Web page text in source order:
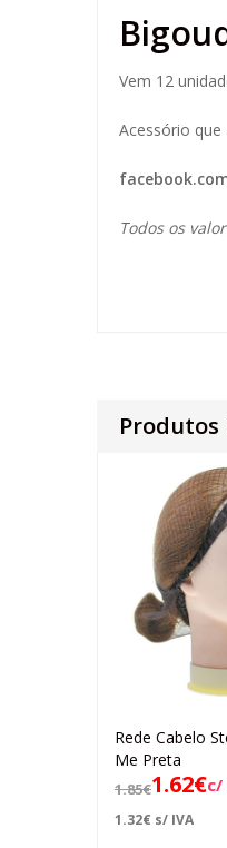
Vem 12
Acessório que
Todos os
Produtos
Rede Cabelo
Me Preta
1.85€1.62€c/
1.32€ s/ IVA